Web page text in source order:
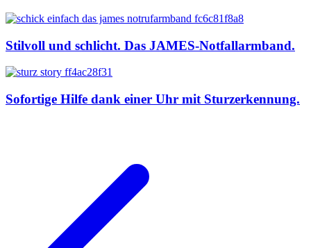
Stilvoll und schlicht. Das JAMES-Notfallarmband.
Sofortige Hilfe dank einer Uhr mit Sturzerkennung.